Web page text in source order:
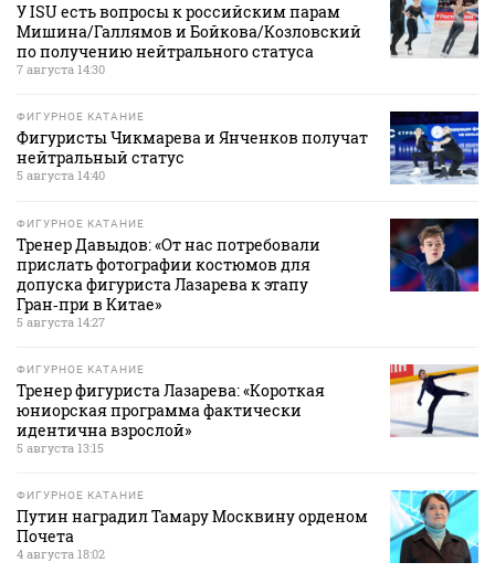
У ISU есть вопросы к российским парам
Мишина/Галлямов и Бойкова/Козловский
по получению нейтрального статуса
7 августа 14:30
ФИГУРНОЕ КАТАНИЕ
Фигуристы Чикмарева и Янченков получат
нейтральный статус
5 августа 14:40
ФИГУРНОЕ КАТАНИЕ
Тренер Давыдов: «От нас потребовали
прислать фотографии костюмов для
допуска фигуриста Лазарева к этапу
Гран‑при в Китае»
5 августа 14:27
ФИГУРНОЕ КАТАНИЕ
Тренер фигуриста Лазарева: «Короткая
юниорская программа фактически
идентична взрослой»
5 августа 13:15
ФИГУРНОЕ КАТАНИЕ
Путин наградил Тамару Москвину орденом
Почета
4 августа 18:02